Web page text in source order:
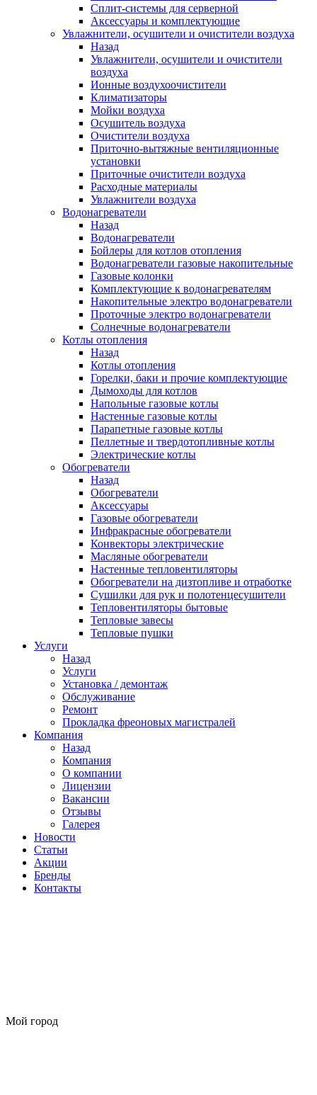
Сплит-системы для серверной
Аксессуары и комплектующие
Увлажнители, осушители и очистители воздуха
Назад
Увлажнители, осушители и очистители
воздуха
Ионные воздухоочистители
Климатизаторы
Мойки воздуха
Осушитель воздуха
Очистители воздуха
Приточно-вытяжные вентиляционные
установки
Приточные очистители воздуха
Расходные материалы
Увлажнители воздуха
Водонагреватели
Назад
Водонагреватели
Бойлеры для котлов отопления
Водонагреватели газовые накопительные
Газовые колонки
Комплектующие к водонагревателям
Накопительные электро водонагреватели
Проточные электро водонагреватели
Солнечные водонагреватели
Котлы отопления
Назад
Котлы отопления
Горелки, баки и прочие комплектующие
Дымоходы для котлов
Напольные газовые котлы
Настенные газовые котлы
Парапетные газовые котлы
Пеллетные и твердотопливные котлы
Электрические котлы
Обогреватели
Назад
Обогреватели
Аксессуары
Газовые обогреватели
Инфракрасные обогреватели
Конвекторы электрические
Масляные обогреватели
Настенные тепловентиляторы
Обогреватели на дизтопливе и отработке
Сушилки для рук и полотенцесушители
Тепловентиляторы бытовые
Тепловые завесы
Тепловые пушки
Услуги
Назад
Услуги
Установка / демонтаж
Обслуживание
Ремонт
Прокладка фреоновых магистралей
Компания
Назад
Компания
О компании
Лицензии
Вакансии
Отзывы
Галерея
Новости
Статьи
Акции
Бренды
Контакты
Мой город